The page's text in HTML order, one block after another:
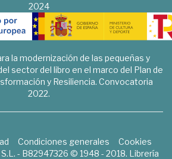
2024
la modernización de las pequeñas y
sector del libro en el marco del Plan de
y Resiliencia. Convocatoria
2022.
Condiciones generales
Cookies
- B82947326 © 1948 - 2018. Librería